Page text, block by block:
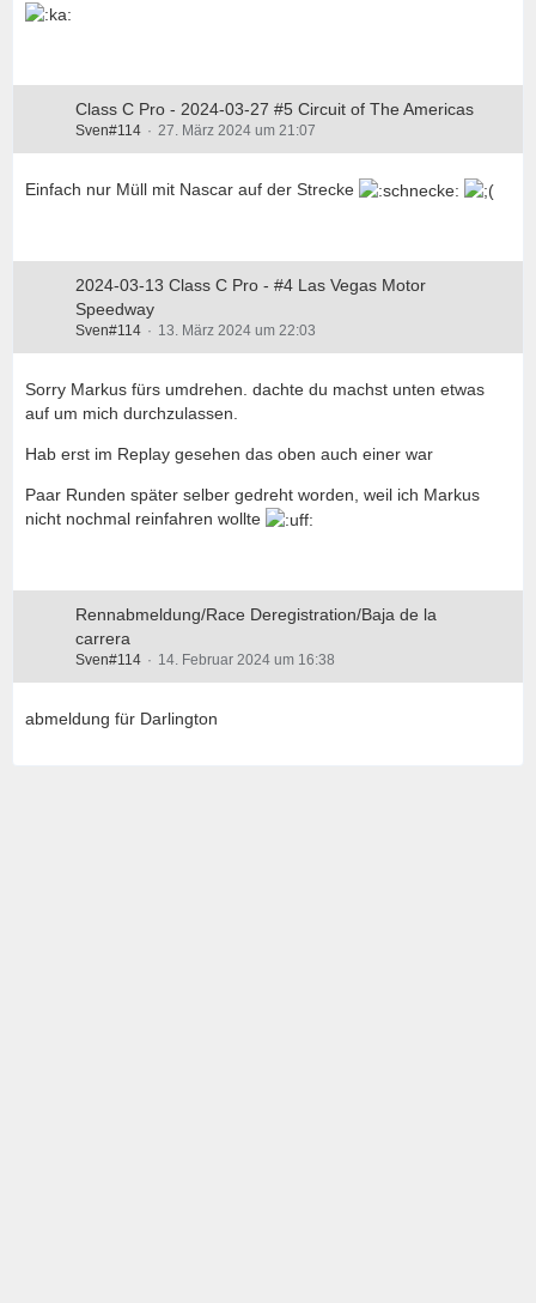
Class C Pro - 2024-03-27 #5 Circuit of The Americas
Sven#114 27. März 2024 um 21:07
Einfach nur Müll mit Nascar auf der Strecke
2024-03-13 Class C Pro - #4 Las Vegas Motor
Speedway
Sven#114 13. März 2024 um 22:03
Sorry Markus fürs umdrehen. dachte du machst unten etwas
auf um mich durchzulassen.
Hab erst im Replay gesehen das oben auch einer war
Paar Runden später selber gedreht worden, weil ich Markus
nicht nochmal reinfahren wollte
Rennabmeldung/Race Deregistration/Baja de la
carrera
Sven#114 14. Februar 2024 um 16:38
abmeldung für Darlington